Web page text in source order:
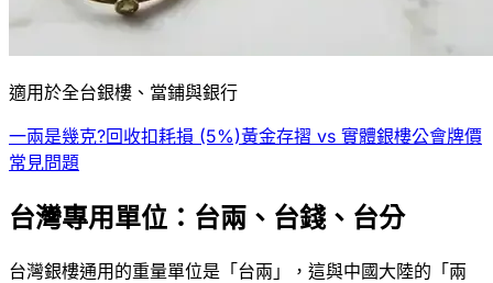
適用於全台銀樓、當鋪與銀行
一兩是幾克?回收扣耗損 (5%)黃金存摺 vs 實體銀樓公會牌價
常見問題
台灣專用單位：台兩、台錢、台分
台灣銀樓通用的重量單位是「台兩」，這與中國大陸的「兩